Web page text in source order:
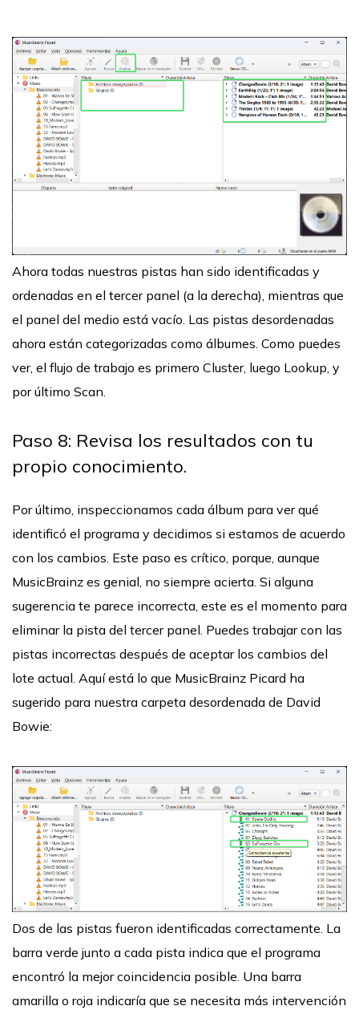
Ahora todas nuestras pistas han sido identificadas y
ordenadas en el tercer panel (a la derecha), mientras que
el panel del medio está vacío. Las pistas desordenadas
ahora están categorizadas como álbumes. Como puedes
ver, el flujo de trabajo es primero Cluster, luego Lookup, y
por último Scan.
Paso 8: Revisa los resultados con tu
propio conocimiento.
Por último, inspeccionamos cada álbum para ver qué
identificó el programa y decidimos si estamos de acuerdo
con los cambios. Este paso es crítico, porque, aunque
MusicBrainz es genial, no siempre acierta. Si alguna
sugerencia te parece incorrecta, este es el momento para
eliminar la pista del tercer panel. Puedes trabajar con las
pistas incorrectas después de aceptar los cambios del
lote actual. Aquí está lo que MusicBrainz Picard ha
sugerido para nuestra carpeta desordenada de David
Bowie:
Dos de las pistas fueron identificadas correctamente. La
barra verde junto a cada pista indica que el programa
encontró la mejor coincidencia posible. Una barra
amarilla o roja indicaría que se necesita más intervención